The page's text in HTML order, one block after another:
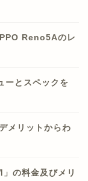
Reno5Aのレ
ーとスペックを
メリットからわ
の料金及びメリ